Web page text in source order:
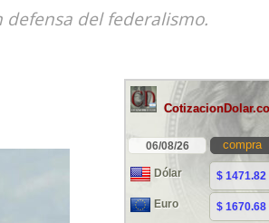
del federalismo.